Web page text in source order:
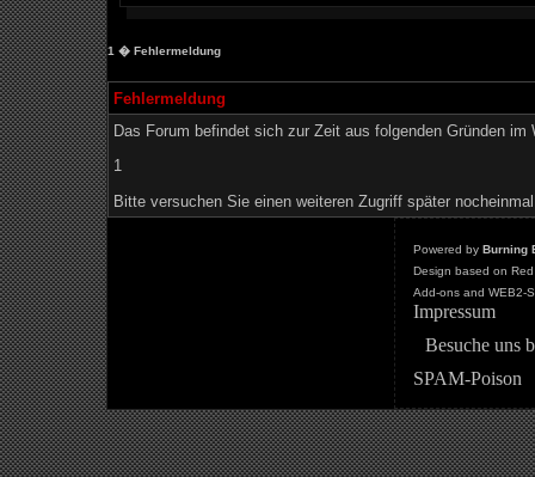
1 � Fehlermeldung
Fehlermeldung
Das Forum befindet sich zur Zeit aus folgenden Gründen im
1
Bitte versuchen Sie einen weiteren Zugriff später
Powered by Burning
Design based on
Add-ons and WEB2-
Impressum
Besuche uns
SPAM-Poison